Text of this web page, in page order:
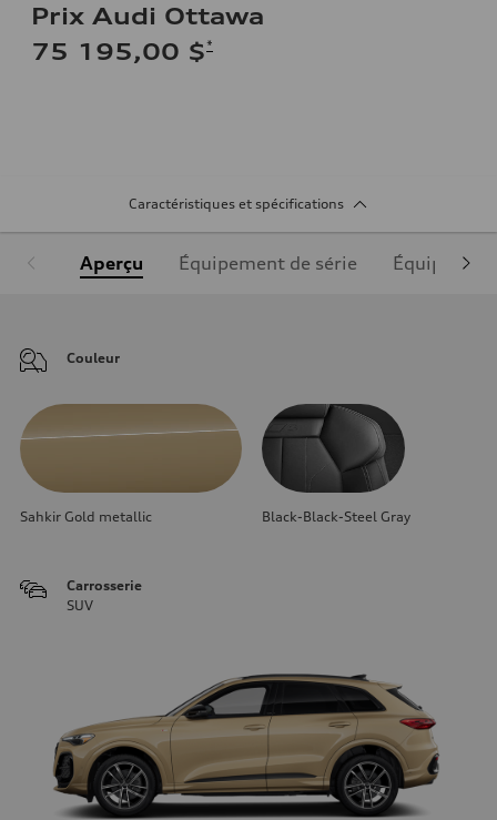
Prix Audi Ottawa
75 195,00 $*
Caractéristiques et spécifications
Aperçu Équipement de série
Couleur
Sahkir Gold metallic Black-Black-Steel Gray
Carrosserie
SUV